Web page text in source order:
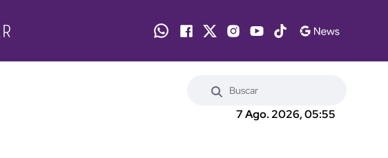
7 Ago. 2026, 05:55